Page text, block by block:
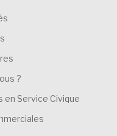
?
Service Civique